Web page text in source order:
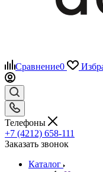
Сравнение0
Телефоны
+7 (4212) 658-111
Заказать звонок
Каталог